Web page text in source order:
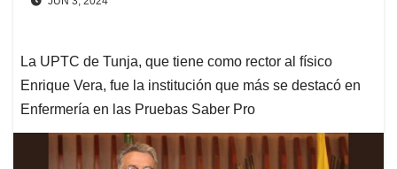
La UPTC de Tunja, que tiene como rector al físico
Enrique Vera, fue la institución que más se destacó en
Enfermería en las Pruebas Saber Pro